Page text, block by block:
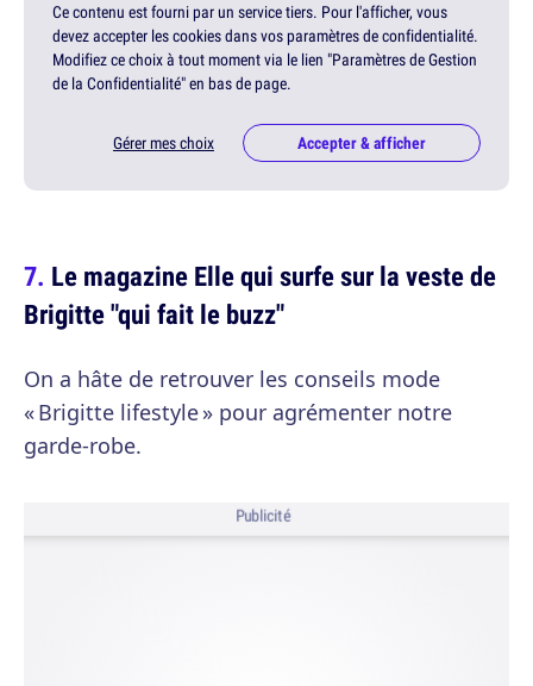
Ce contenu est fourni par un service tiers. Pour l'afficher, vous
devez accepter les cookies dans vos paramètres de confidentialité.
Modifiez ce choix à tout moment via le lien "Paramètres de Gestion
de la Confidentialité" en bas de page.
Gérer mes choix Accepter & afficher
Le magazine Elle qui surfe sur la veste de
Brigitte "qui fait le buzz"
On a hâte de retrouver les conseils mode
« Brigitte lifestyle » pour agrémenter notre
garde-robe.
Publicité